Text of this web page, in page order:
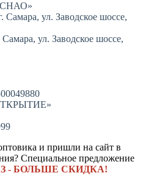
ул. Заводское шоссе,
ул. Заводское шоссе,
и пришли на сайт в
Специальное предложение
- БОЛЬШЕ СКИДКА!